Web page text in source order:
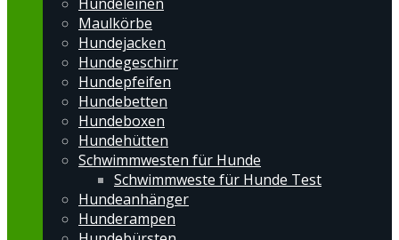
Maulkörbe
Hundejacken
Hundegeschirr
Hundepfeifen
Hundebetten
Hundeboxen
Hundehütten
Schwimmwesten für Hunde
Schwimmweste für Hunde Test
Hundeanhänger
Hunderampen